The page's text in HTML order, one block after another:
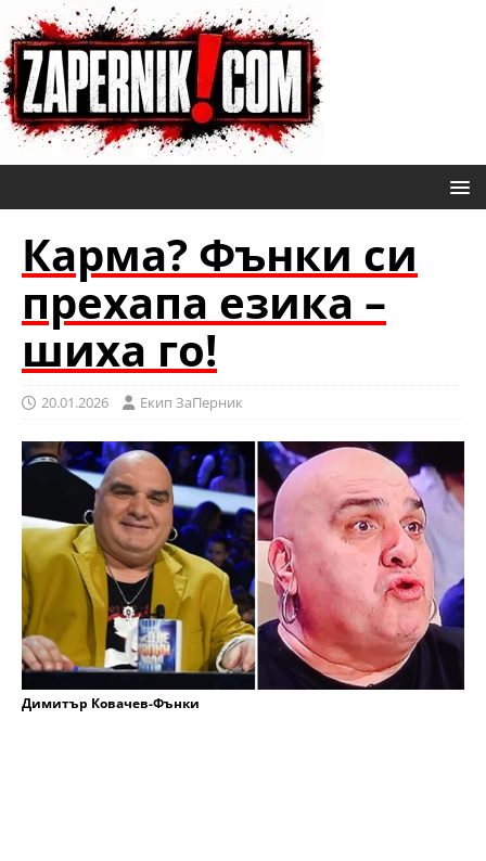
Карма? Фънки си
прехапа езика –
шиха го!
20.01.2026 Eкип ЗаПерник
Димитър Ковачев-Фънки